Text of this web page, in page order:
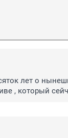
лет о
, который